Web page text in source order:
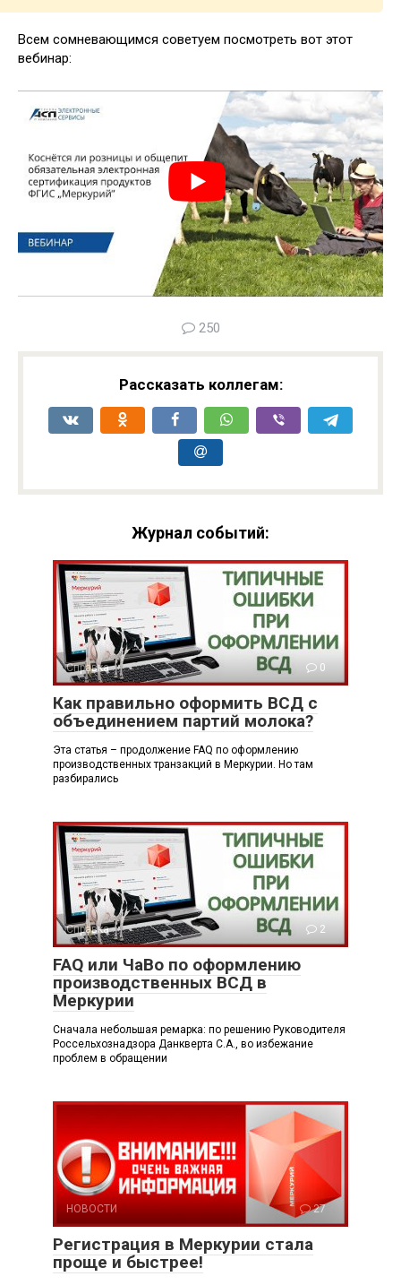
Всем сомневающимся советуем посмотреть вот этот
вебинар:
250
Рассказать коллегам:
Журнал событий:
Справка 0
Как правильно оформить ВСД с
объединением партий молока?
Эта статья – продолжение FAQ по оформлению
производственных транзакций в Меркурии. Но там
разбирались
Справка 2
FAQ или ЧаВо по оформлению
производственных ВСД в
Меркурии
Сначала небольшая ремарка: по решению Руководителя
Россельхознадзора Данкверта С.А., во избежание
проблем в обращении
НОВОСТИ 27
Регистрация в Меркурии стала
проще и быстрее!